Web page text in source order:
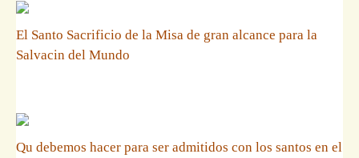
El Santo Sacrificio de la Misa de gran alcance para la
Salvacin del Mundo
Qu debemos hacer para ser admitidos con los santos en el